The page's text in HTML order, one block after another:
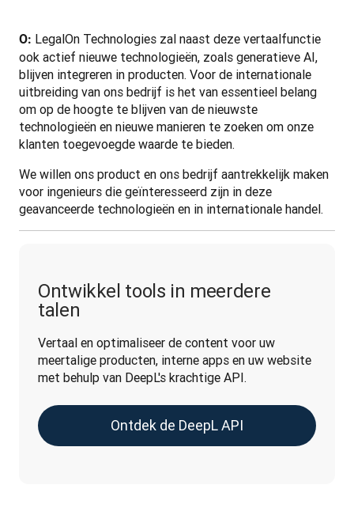
O: LegalOn Technologies zal naast deze vertaalfunctie
ook actief nieuwe technologieën, zoals generatieve AI,
blijven integreren in producten. Voor de internationale
uitbreiding van ons bedrijf is het van essentieel belang
om op de hoogte te blijven van de nieuwste
technologieën en nieuwe manieren te zoeken om onze
klanten toegevoegde waarde te bieden.
We willen ons product en ons bedrijf aantrekkelijk maken
voor ingenieurs die geïnteresseerd zijn in deze
geavanceerde technologieën en in internationale handel.
Ontwikkel tools in meerdere
talen
Vertaal en optimaliseer de content voor uw
meertalige producten, interne apps en uw website
met behulp van DeepL's krachtige API.
Ontdek de DeepL API